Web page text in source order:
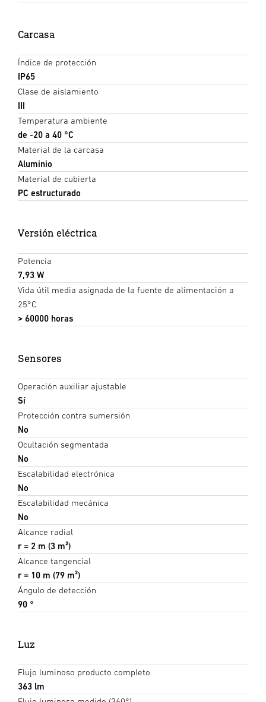
Carcasa
Índice de protección
IP65
Clase de aislamiento
III
Temperatura ambiente
de -20 a 40 °C
Material de la carcasa
Aluminio
Material de cubierta
PC estructurado
Versión eléctrica
Potencia
7,93 W
Vida útil media asignada de la fuente de alimentación a
25°C
> 60000 horas
Sensores
Operación auxiliar ajustable
Sí
Protección contra sumersión
No
Ocultación segmentada
No
Escalabilidad electrónica
No
Escalabilidad mecánica
No
Alcance radial
r = 2 m (3 m²)
Alcance tangencial
r = 10 m (79 m²)
Ángulo de detección
90 °
Luz
Flujo luminoso producto completo
363 lm